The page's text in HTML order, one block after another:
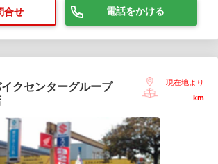
合せ 電話をかける
クセンターグループ
現在地より
-- km